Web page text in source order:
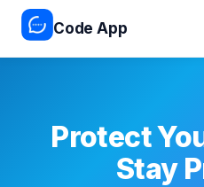
Code App
Protect
Stay